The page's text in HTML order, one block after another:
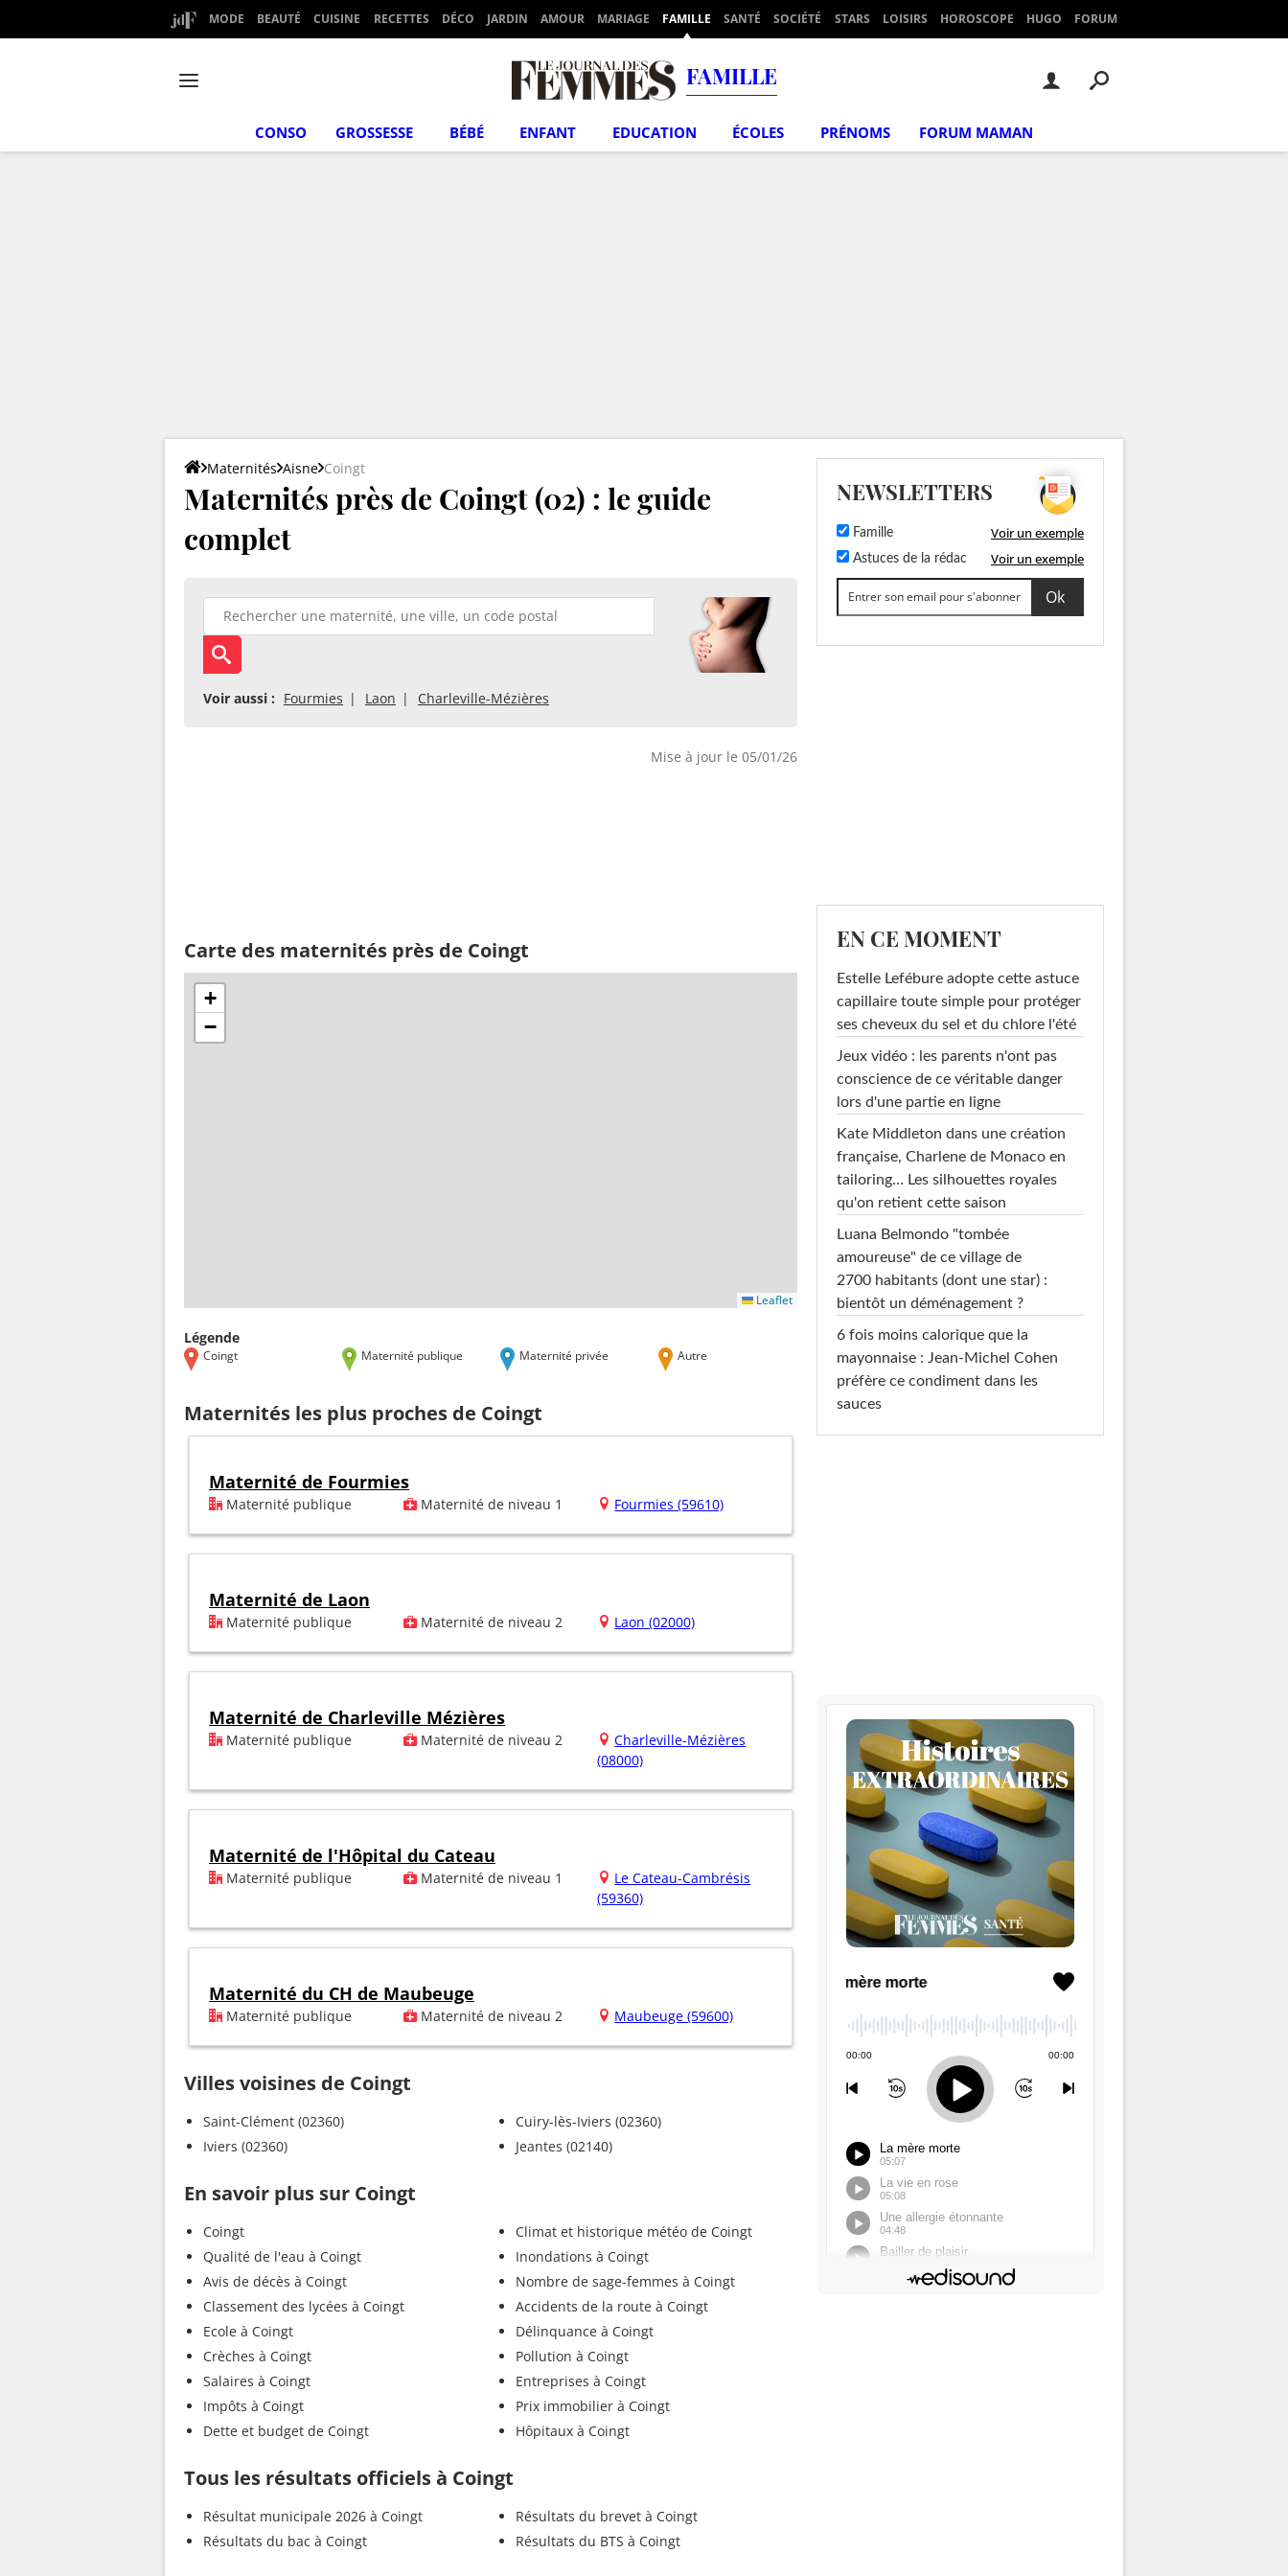
MODE BEAUTÉ CUISINE RECETTES DÉCO JARDIN AMOUR MARIAGE FAMILLE SANTÉ SOCIÉTÉ STARS LOISIRS HOROSCOPE HUGO FORUM
FAMILLE
CONSO GROSSESSE BÉBÉ ENFANT EDUCATION ÉCOLES PRÉNOMS FORUM MAMAN
Maternités Aisne Coingt
Maternités près de Coingt (02) : le guide
complet
Voir aussi : Fourmies Laon Charleville-Mézières
Mise à jour le 05/01/26
Carte des maternités près de Coingt
+
−
Leaflet
Légende
Coingt Maternité publique Maternité privée Autre
Maternités les plus proches de Coingt
Maternité de Fourmies
Maternité publique Maternité de niveau 1 Fourmies (59610)
Maternité de Laon
Maternité publique Maternité de niveau 2 Laon (02000)
Maternité de Charleville Mézières
Maternité publique Maternité de niveau 2
Charleville-Mézières
(08000)
Maternité de l'Hôpital du Cateau
Maternité publique Maternité de niveau 1
Le Cateau-Cambrésis
(59360)
Maternité du CH de Maubeuge
Maternité publique Maternité de niveau 2 Maubeuge (59600)
Villes voisines de Coingt
Saint-Clément (02360)
Iviers (02360)
Cuiry-lès-Iviers (02360)
Jeantes (02140)
En savoir plus sur Coingt
Coingt
Qualité de l'eau à Coingt
Avis de décès à Coingt
Classement des lycées à Coingt
Ecole à Coingt
Crèches à Coingt
Salaires à Coingt
Impôts à Coingt
Dette et budget de Coingt
Climat et historique météo de Coingt
Inondations à Coingt
Nombre de sage-femmes à Coingt
Accidents de la route à Coingt
Délinquance à Coingt
Pollution à Coingt
Entreprises à Coingt
Prix immobilier à Coingt
Hôpitaux à Coingt
Tous les résultats officiels à Coingt
Résultat municipale 2026 à Coingt
Résultats du bac à Coingt
Résultats du brevet à Coingt
Résultats du BTS à Coingt
NEWSLETTERS
Famille Voir un exemple
Astuces de la rédac Voir un exemple
EN CE MOMENT
Estelle Lefébure adopte cette astuce
capillaire toute simple pour protéger
ses cheveux du sel et du chlore l'été
Jeux vidéo : les parents n'ont pas
conscience de ce véritable danger
lors d'une partie en ligne
Kate Middleton dans une création
française, Charlene de Monaco en
tailoring… Les silhouettes royales
qu'on retient cette saison
Luana Belmondo "tombée
amoureuse" de ce village de
2700 habitants (dont une star) :
bientôt un déménagement ?
6 fois moins calorique que la
mayonnaise : Jean-Michel Cohen
préfère ce condiment dans les
sauces